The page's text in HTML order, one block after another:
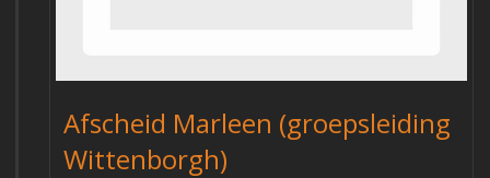
Afscheid Marleen (groepsleiding
Wittenborgh)